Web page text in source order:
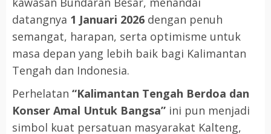
datangnya 1 Januari 2026 dengan penuh
semangat, harapan, serta optimisme untuk
masa depan yang lebih baik bagi Kalimantan
Tengah dan Indonesia.
Perhelatan “Kalimantan Tengah Berdoa dan
Konser Amal Untuk Bangsa” ini pun menjadi
simbol kuat persatuan masyarakat Kalteng,